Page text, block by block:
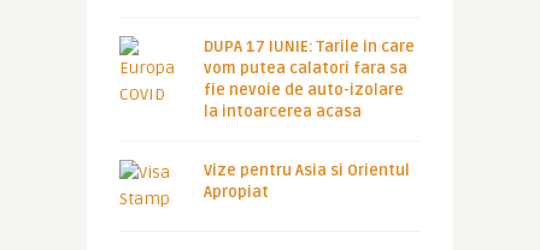
DUPA 17 IUNIE: Tarile in care
vom putea calatori fara sa
fie nevoie de auto-izolare
la intoarcerea acasa
Vize pentru Asia si Orientul
Apropiat